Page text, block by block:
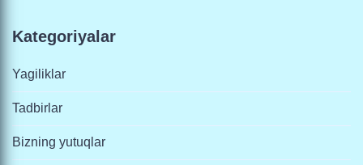
Kategoriyalar
Yagiliklar
Tadbirlar
Bizning yutuqlar